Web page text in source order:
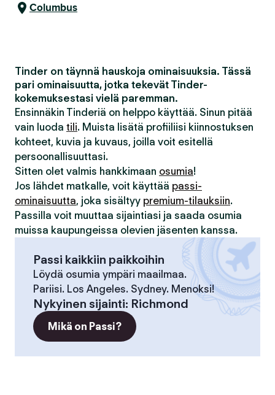
Columbus
Tinder on täynnä hauskoja ominaisuuksia. Tässä
pari ominaisuutta, jotka tekevät Tinder-
kokemuksestasi vielä paremman.
Ensinnäkin Tinderiä on helppo käyttää. Sinun pitää
vain luoda tili. Muista lisätä profiiliisi kiinnostuksen
kohteet, kuvia ja kuvaus, joilla voit esitellä
persoonallisuuttasi.
Sitten olet valmis hankkimaan osumia!
Jos lähdet matkalle, voit käyttää passi-
ominaisuutta, joka sisältyy premium-tilauksiin.
Passilla voit muuttaa sijaintiasi ja saada osumia
muissa kaupungeissa olevien jäsenten kanssa.
Passi kaikkiin paikkoihin
Löydä osumia ympäri maailmaa.
Pariisi. Los Angeles. Sydney. Menoksi!
Nykyinen sijainti: Richmond
Mikä on Passi?